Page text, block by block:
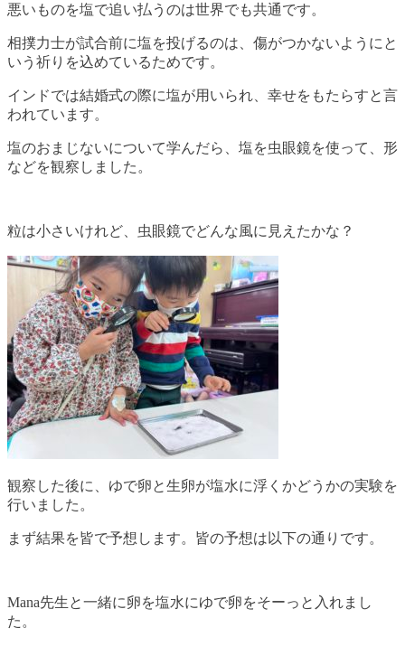
悪いものを塩で追い払うのは世界でも共通です。
相撲力士が試合前に塩を投げるのは、傷がつかないようにと
いう祈りを込めているためです。
インドでは結婚式の際に塩が用いられ、幸せをもたらすと言
われています。
塩のおまじないについて学んだら、塩を虫眼鏡を使って、形
などを観察しました。
粒は小さいけれど、虫眼鏡でどんな風に見えたかな？
観察した後に、ゆで卵と生卵が塩水に浮くかどうかの実験を
行いました。
まず結果を皆で予想します。皆の予想は以下の通りです。
Mana先生と一緒に卵を塩水にゆで卵をそーっと入れまし
た。